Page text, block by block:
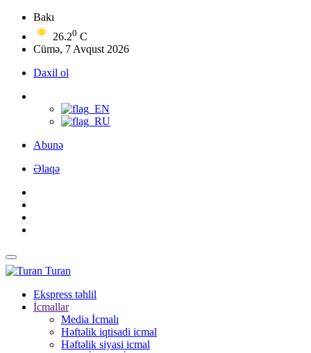
Bakı
26.20 C
Cümə, 7 Avqust 2026
Daxil ol
Abunə
Əlaqə
Turan
Ekspress təhlil
İcmallar
Media İcmalı
Həftəlik iqtisadi icmal
Həftəlik siyasi icmal